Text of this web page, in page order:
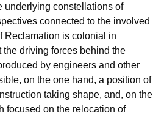
underlying constellations of
connected to the involved
Reclamation is colonial in
driving forces behind the
by engineers and other
on the one hand, a position of
taking shape, and, on the
focused on the relocation of